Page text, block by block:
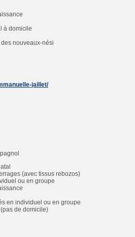
à domicile
nouveaux-nési
jaillet/
(avec tissus rebozos)
ou en groupe
en individuel ou en groupe
de domicile)